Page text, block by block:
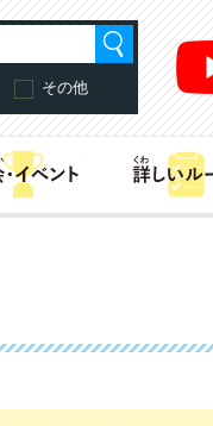
その他
じめての方へ・あそび方商品情報